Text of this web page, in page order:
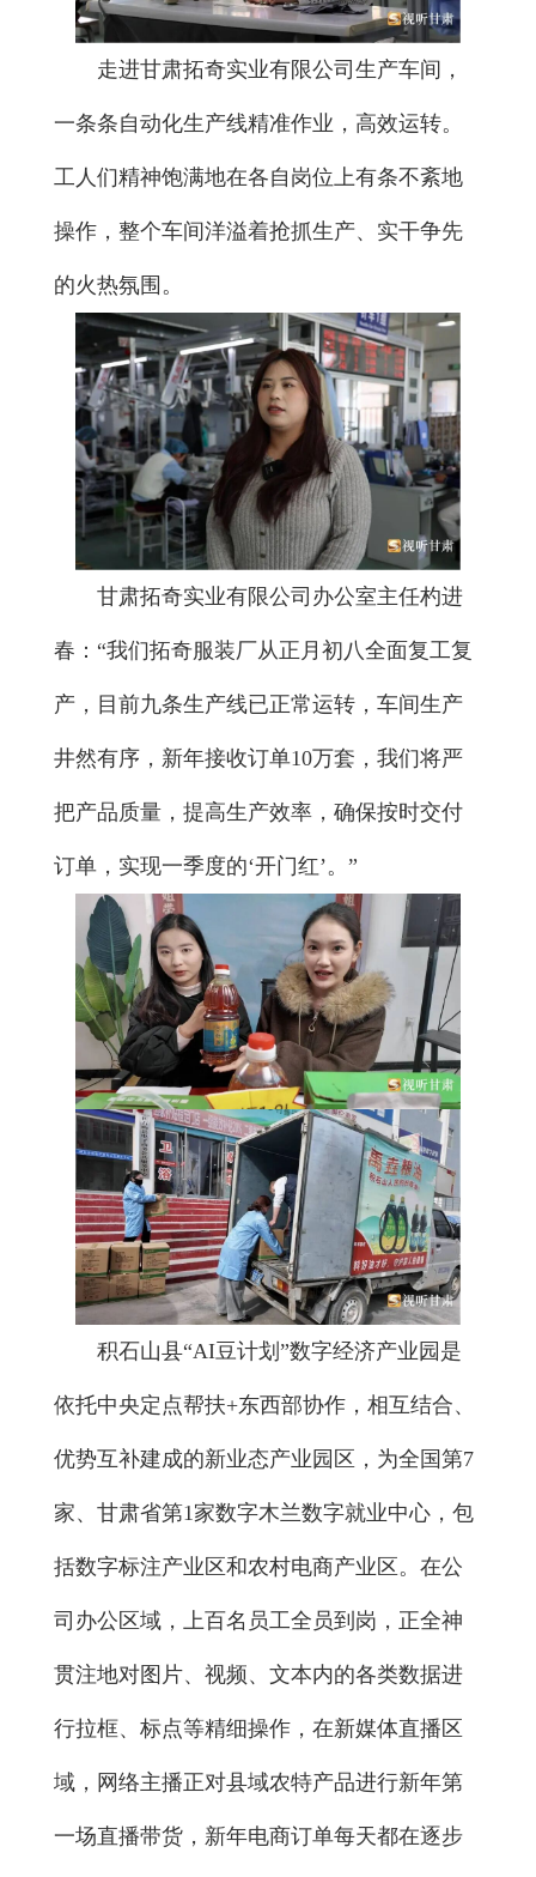
走进甘肃拓奇实业有限公司生产车间，
一条条自动化生产线精准作业，高效运转。
工人们精神饱满地在各自岗位上有条不紊地
操作，整个车间洋溢着抢抓生产、实干争先
的火热氛围。
甘肃拓奇实业有限公司办公室主任杓进
春：“我们拓奇服装厂从正月初八全面复工复
产，目前九条生产线已正常运转，车间生产
井然有序，新年接收订单10万套，我们将严
把产品质量，提高生产效率，确保按时交付
订单，实现一季度的‘开门红’。”
积石山县“AI豆计划”数字经济产业园是
依托中央定点帮扶+东西部协作，相互结合、
优势互补建成的新业态产业园区，为全国第7
家、甘肃省第1家数字木兰数字就业中心，包
括数字标注产业区和农村电商产业区。在公
司办公区域，上百名员工全员到岗，正全神
贯注地对图片、视频、文本内的各类数据进
行拉框、标点等精细操作，在新媒体直播区
域，网络主播正对县域农特产品进行新年第
一场直播带货，新年电商订单每天都在逐步